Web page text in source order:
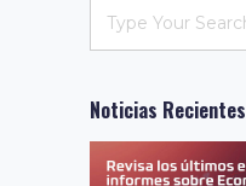
Noticias Recientes